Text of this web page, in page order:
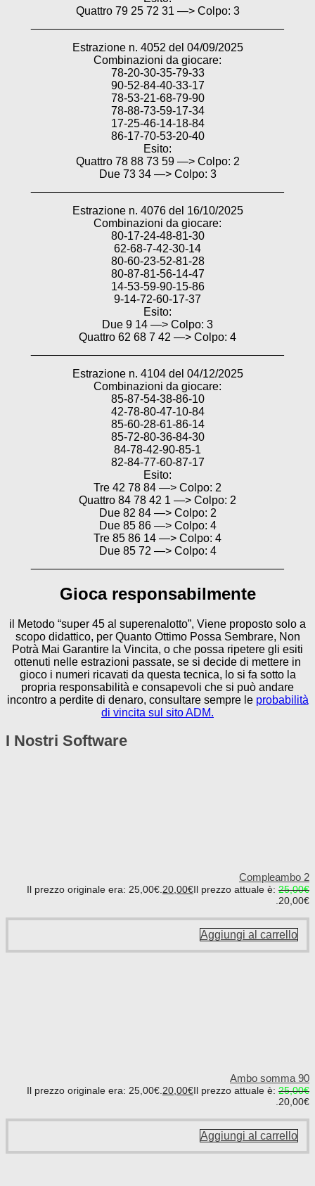
Quattro 79 25 72 31 —> Colpo: 3
Estrazione n. 4052 del 04/09/2025
Combinazioni da giocare:
78-20-30-35-79-33
90-52-84-40-33-17
78-53-21-68-79-90
78-88-73-59-17-34
17-25-46-14-18-84
86-17-70-53-20-40
Esito:
Quattro 78 88 73 59 —> Colpo: 2
Due 73 34 —> Colpo: 3
Estrazione n. 4076 del 16/10/2025
Combinazioni da giocare:
80-17-24-48-81-30
62-68-7-42-30-14
80-60-23-52-81-28
80-87-81-56-14-47
14-53-59-90-15-86
9-14-72-60-17-37
Esito:
Due 9 14 —> Colpo: 3
Quattro 62 68 7 42 —> Colpo: 4
Estrazione n. 4104 del 04/12/2025
Combinazioni da giocare:
85-87-54-38-86-10
42-78-80-47-10-84
85-60-28-61-86-14
85-72-80-36-84-30
84-78-42-90-85-1
82-84-77-60-87-17
Esito:
Tre 42 78 84 —> Colpo: 2
Quattro 84 78 42 1 —> Colpo: 2
Due 82 84 —> Colpo: 2
Due 85 86 —> Colpo: 4
Tre 85 86 14 —> Colpo: 4
Due 85 72 —> Colpo: 4
Gioca responsabilmente
il Metodo “super 45 al superenalotto”, Viene proposto solo a
scopo didattico, per Quanto Ottimo Possa Sembrare, Non
Potrà Mai Garantire la Vincita, o che possa ripetere gli esiti
ottenuti nelle estrazioni passate, se si decide di mettere in
gioco i numeri ricavati da questa tecnica, lo si fa sotto la
propria responsabilità e consapevoli che si può andare
incontro a perdite di denaro, consultare sempre le probabilità
di vincita sul sito ADM.
I Nostri Software
Compleambo 2
25,00€
Il prezzo originale era: 25,00€. 20,00€Il prezzo attuale è:
20,00€.
Aggiungi al carrello
Ambo somma 90
25,00€
Il prezzo originale era: 25,00€. 20,00€Il prezzo attuale è:
20,00€.
Aggiungi al carrello